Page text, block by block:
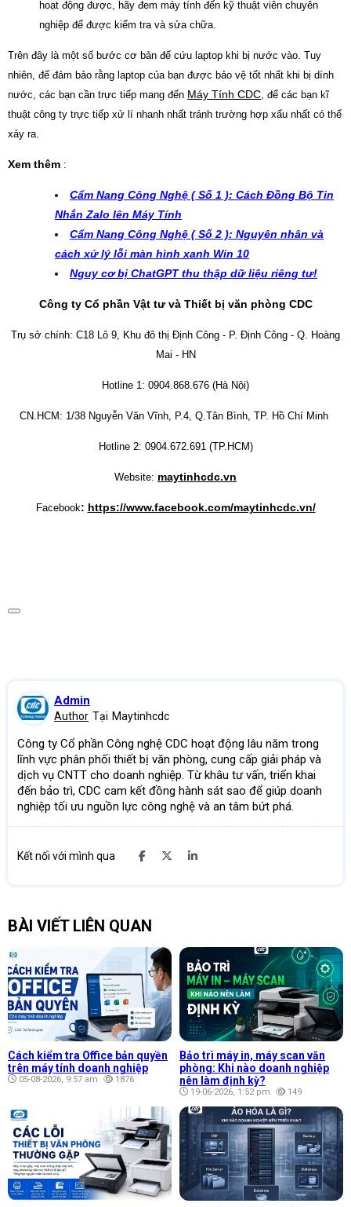
hoạt động được, hãy đem máy tính đến kỹ thuật viên chuyên
nghiệp để được kiểm tra và sửa chữa.
Trên đây là một số bước cơ bản để cứu laptop khi bị nước vào. Tuy
nhiên, để đảm bảo rằng laptop của bạn được bảo vệ tốt nhất khi bị dính
nước, các bạn cần trực tiếp mang đến Máy Tính CDC , để các bạn kĩ
thuật công ty trực tiếp xử lí nhanh nhất tránh trường hợp xấu nhất có thể
xảy ra.
Xem thêm :
Cẩm Nang Công Nghệ ( Số 1 ): Cách Đồng Bộ Tin
Nhắn Zalo lên Máy Tính
Cẩm Nang Công Nghệ ( Số 2 ): Nguyên nhân và
cách xử lý lỗi màn hình xanh Win 10
Nguy cơ bị ChatGPT thu thập dữ liệu riêng tư!
Công ty Cổ phần Vật tư và Thiết bị văn phòng CDC
Trụ sở chính: C18 Lô 9, Khu đô thị Định Công - P. Định Công - Q. Hoàng
Mai - HN
Hotline 1: 0904.868.676 (Hà Nội)
CN.HCM: 1/38 Nguyễn Văn Vĩnh, P.4, Q.Tân Bình, TP. Hồ Chí Minh
Hotline 2: 0904.672.691 (TP.HCM)
Website: maytinhcdc.vn
Facebook: https://www.facebook.com/maytinhcdc.vn/
Admin
Author Tại Maytinhcdc
Công ty Cổ phần Công nghệ CDC hoạt động lâu năm trong
lĩnh vực phân phối thiết bị văn phòng, cung cấp giải pháp và
dịch vụ CNTT cho doanh nghiệp. Từ khâu tư vấn, triển khai
đến bảo trì, CDC cam kết đồng hành sát sao để giúp doanh
nghiệp tối ưu nguồn lực công nghệ và an tâm bứt phá.
Kết nối với mình qua
BÀI VIẾT LIÊN QUAN
Cách kiểm tra Office bản quyền
trên máy tính doanh nghiệp
05-08-2026, 9:57 am 1876
Bảo trì máy in, máy scan văn
phòng: Khi nào doanh nghiệp
nên làm định kỳ?
19-06-2026, 1:52 pm 149